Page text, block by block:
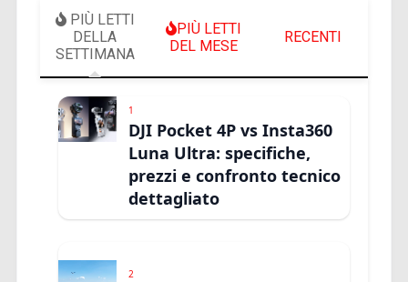
PIÙ LETTI
DELLA
SETTIMANA
PIÙ LETTI
DEL MESE
RECENTI
1
DJI Pocket 4P vs Insta360
Luna Ultra: specifiche,
prezzi e confronto tecnico
dettagliato
2